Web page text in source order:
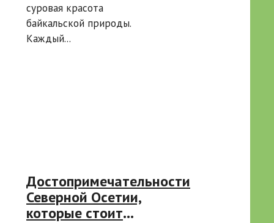
суровая красота
байкальской природы.
Каждый...
Достопримечательности
Северной Осетии,
которые стоит